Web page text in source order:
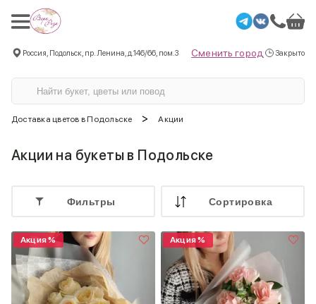
Россия, Подольск, пр. Ленина, д.146/66, пом.3 Сменить город Закрыто
Доставка цветов в Подольске > Акции
Акции на букеты в Подольске
Фильтры Cортировка
Акция % Акция %